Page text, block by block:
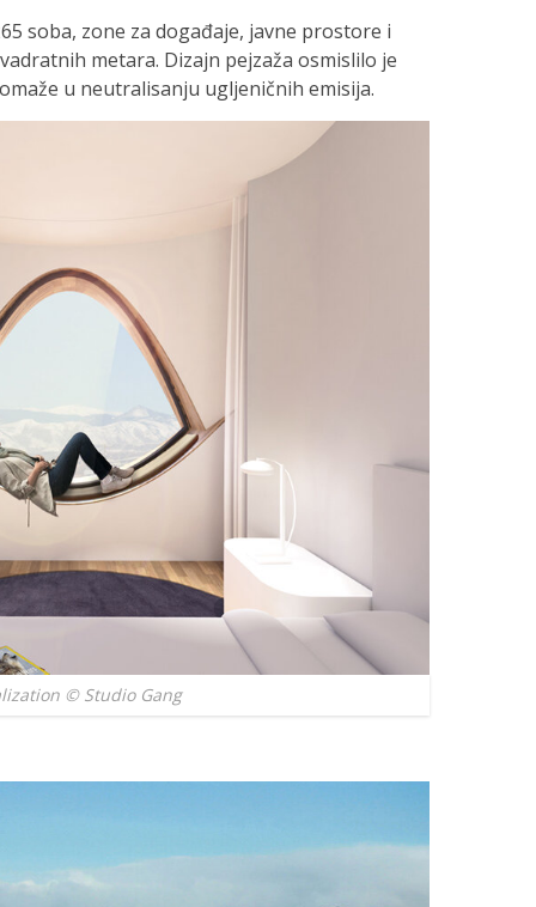
soba, zone za događaje, javne prostore i
metara. Dizajn pejzaža osmislilo je
u neutralisanju ugljeničnih emisija.
© Studio Gang